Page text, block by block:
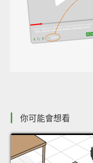
你可能會想看